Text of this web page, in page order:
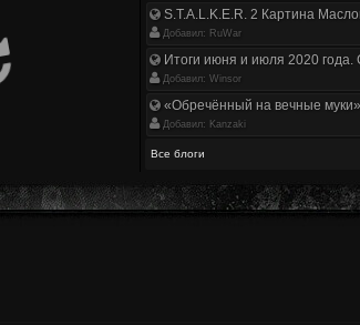
S.T.A.L.K.E.R. 2 Картина
Добавил: RuWar
Итоги июня и июля 2020 года.
Добавил: Winsor
«Обречённый на вечные
Добавил: Kanzaki
Все блоги